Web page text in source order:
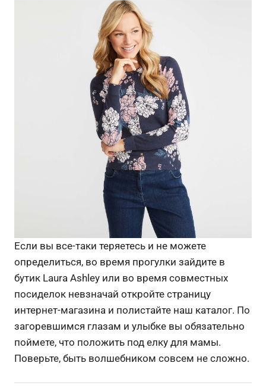
Если вы все-таки теряетесь и не можете
определиться, во время прогулки зайдите в
бутик Laura Ashley или во время совместных
посиделок невзначай откройте страницу
интернет-магазина и полистайте наш каталог. По
загоревшимся глазам и улыбке вы обязательно
поймете, что положить под елку для мамы.
Поверьте, быть волшебником совсем не сложно.